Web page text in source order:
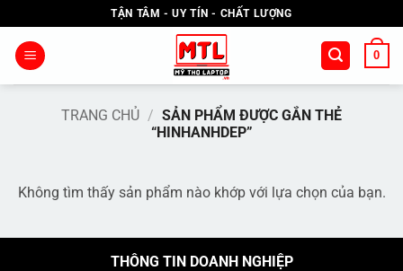
qua
nội
TẬN TÂM - UY TÍN - CHẤT LƯỢNG
0
TRANG CHỦ / SẢN PHẨM ĐƯỢC GẮN THẺ
“HINHANHDEP”
Không tìm thấy sản phẩm nào khớp với lựa chọn của bạn.
THÔNG TIN DOANH NGHIỆP